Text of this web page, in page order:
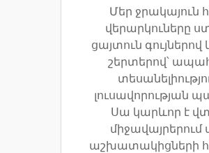
Մեր ջրակայուն
վերարկուները
ցայտուն
շերտերով՝
լուսավորության
Սա կարևոր է
աշխատակիցների